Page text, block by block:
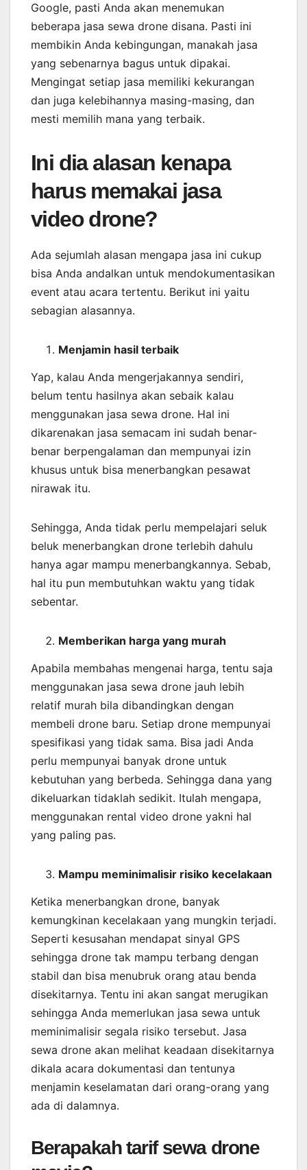
Google, pasti Anda akan menemukan
beberapa jasa sewa drone disana. Pasti ini
membikin Anda kebingungan, manakah jasa
yang sebenarnya bagus untuk dipakai.
Mengingat setiap jasa memiliki kekurangan
dan juga kelebihannya masing-masing, dan
mesti memilih mana yang terbaik.
Ini dia alasan kenapa
harus memakai jasa
video drone?
Ada sejumlah alasan mengapa jasa ini cukup
bisa Anda andalkan untuk mendokumentasikan
event atau acara tertentu. Berikut ini yaitu
sebagian alasannya.
Menjamin hasil terbaik
Yap, kalau Anda mengerjakannya sendiri,
belum tentu hasilnya akan sebaik kalau
menggunakan jasa sewa drone. Hal ini
dikarenakan jasa semacam ini sudah benar-
benar berpengalaman dan mempunyai izin
khusus untuk bisa menerbangkan pesawat
nirawak itu.
Sehingga, Anda tidak perlu mempelajari seluk
beluk menerbangkan drone terlebih dahulu
hanya agar mampu menerbangkannya. Sebab,
hal itu pun membutuhkan waktu yang tidak
sebentar.
Memberikan harga yang murah
Apabila membahas mengenai harga, tentu saja
menggunakan jasa sewa drone jauh lebih
relatif murah bila dibandingkan dengan
membeli drone baru. Setiap drone mempunyai
spesifikasi yang tidak sama. Bisa jadi Anda
perlu mempunyai banyak drone untuk
kebutuhan yang berbeda. Sehingga dana yang
dikeluarkan tidaklah sedikit. Itulah mengapa,
menggunakan rental video drone yakni hal
yang paling pas.
Mampu meminimalisir risiko kecelakaan
Ketika menerbangkan drone, banyak
kemungkinan kecelakaan yang mungkin terjadi.
Seperti kesusahan mendapat sinyal GPS
sehingga drone tak mampu terbang dengan
stabil dan bisa menubruk orang atau benda
disekitarnya. Tentu ini akan sangat merugikan
sehingga Anda memerlukan jasa sewa untuk
meminimalisir segala risiko tersebut. Jasa
sewa drone akan melihat keadaan disekitarnya
dikala acara dokumentasi dan tentunya
menjamin keselamatan dari orang-orang yang
ada di dalamnya.
Berapakah tarif sewa drone